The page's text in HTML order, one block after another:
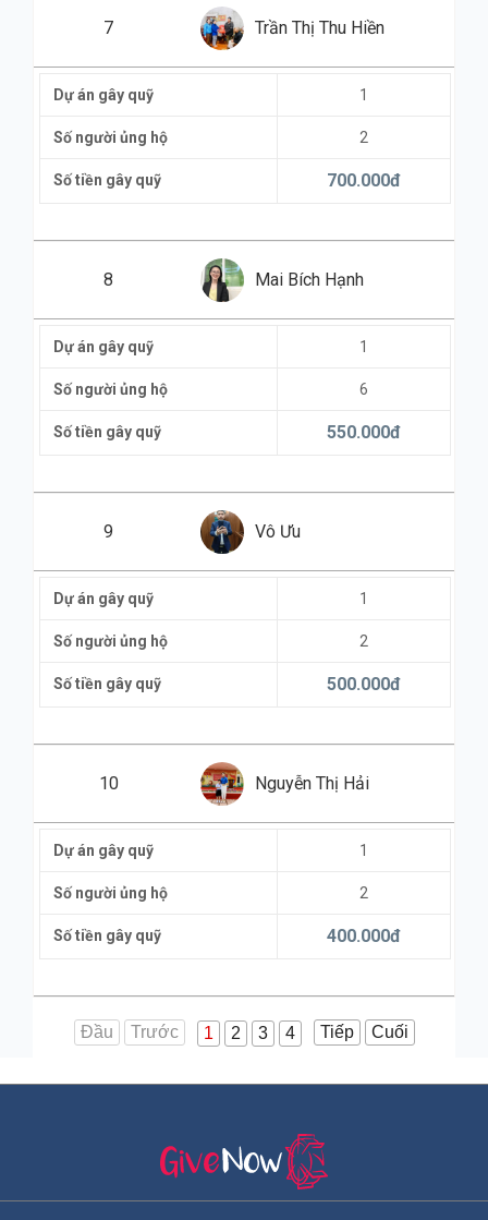
7 Trần Thị Thu Hiền
Dự án gây quỹ 1
Số người ủng hộ 2
Số tiền gây quỹ 700.000đ
8 Mai Bích Hạnh
Dự án gây quỹ 1
Số người ủng hộ 6
Số tiền gây quỹ 550.000đ
9 Vô Ưu
Dự án gây quỹ 1
Số người ủng hộ 2
Số tiền gây quỹ 500.000đ
10 Nguyễn Thị Hải
Dự án gây quỹ 1
Số người ủng hộ 2
Số tiền gây quỹ 400.000đ
Đầu Trước 1 2 3 4 Tiếp Cuối